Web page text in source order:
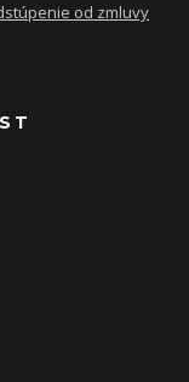
od zmluvy